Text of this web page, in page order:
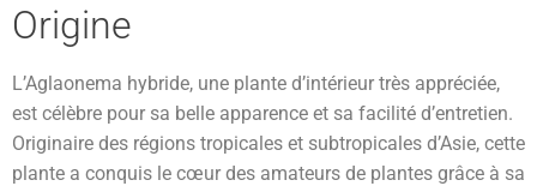
Origine
L’Aglaonema hybride, une plante d’intérieur très appréciée,
est célèbre pour sa belle apparence et sa facilité d’entretien.
Originaire des régions tropicales et subtropicales d’Asie, cette
plante a conquis le cœur des amateurs de plantes grâce à sa